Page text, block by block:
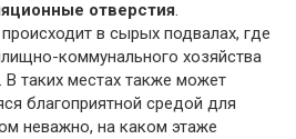
отверстия.
в сырых подвалах, где
коммунального хозяйства
В таких местах также может
благоприятной средой для
неважно, на каком этаже